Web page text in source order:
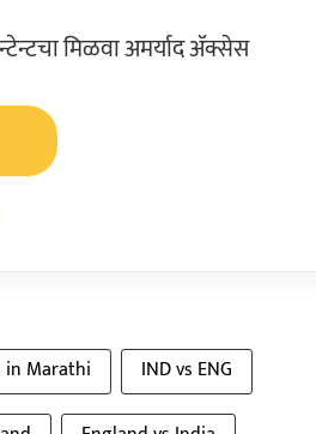
मिळवा अमर्याद ॲक्सेस
in Marathi
IND vs ENG